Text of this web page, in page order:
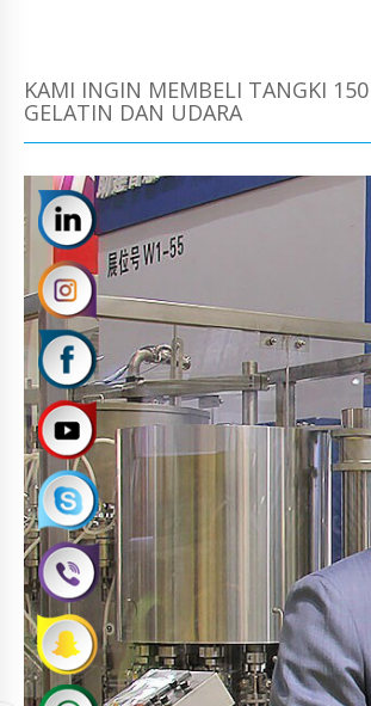
KAMI INGIN MEMBELI TANGKI
GELATIN DAN UDARA